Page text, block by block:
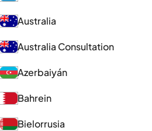
Australia
Australia Consultation
Azerbaiyán
Bahrein
Bielorrusia